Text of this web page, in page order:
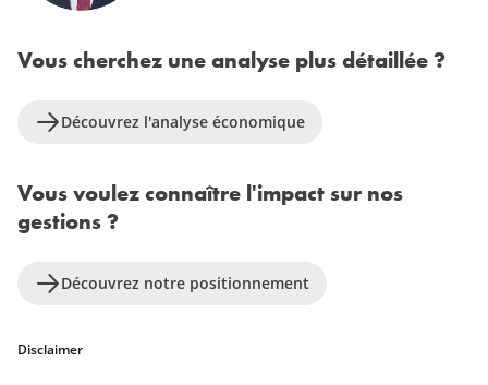
Vous cherchez une analyse plus détaillée ?
Découvrez l'analyse économique
Vous voulez connaître l'impact sur nos
gestions ?
Découvrez notre positionnement
Disclaimer